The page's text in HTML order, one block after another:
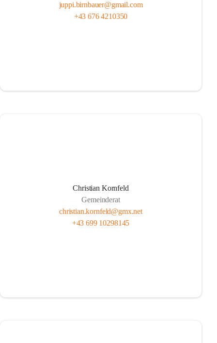
juppi.birnbauer@gmail.com
+43 676 4210350
Christian Kornfeld
Gemeinderat
christian.kornfeld@gmx.net
+43 699 10298145